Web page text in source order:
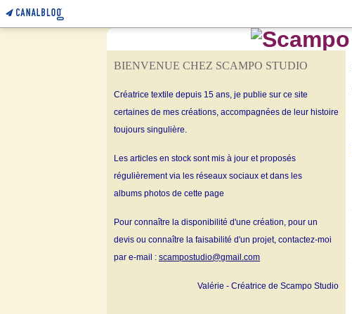
BIENVENUE CHEZ SCAMPO STUDIO
Créatrice textile depuis 15 ans, je publie sur ce site
certaines de mes créations, accompagnées de leur histoire
toujours singulière.
Les articles en stock sont mis à jour et proposés
régulièrement via les réseaux sociaux et dans les
albums photos de cette page
Pour connaître la disponibilité d'une création, pour un
devis ou connaître la faisabilité d'un projet, contactez-moi
par e-mail : scampostudio@gmail.com
Valérie - Créatrice de Scampo Studio